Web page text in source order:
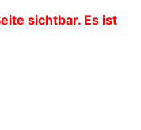
sichtbar. Es ist